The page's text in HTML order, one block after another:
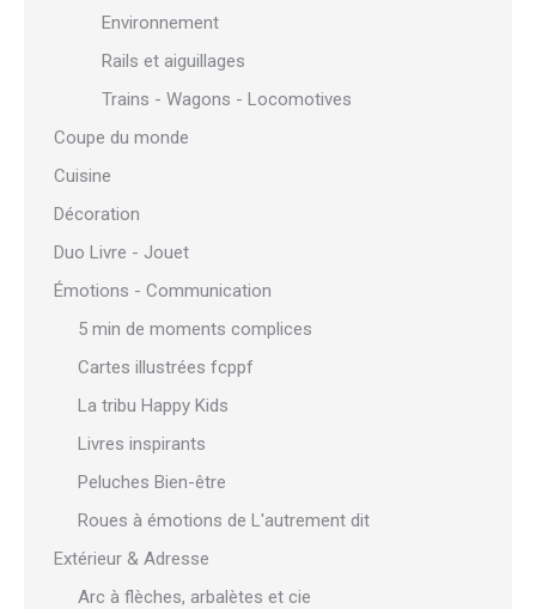
Environnement
Rails et aiguillages
Trains - Wagons - Locomotives
Coupe du monde
Cuisine
Décoration
Duo Livre - Jouet
Émotions - Communication
5 min de moments complices
Cartes illustrées fcppf
La tribu Happy Kids
Livres inspirants
Peluches Bien-être
Roues à émotions de L'autrement dit
Extérieur & Adresse
Arc à flèches, arbalètes et cie